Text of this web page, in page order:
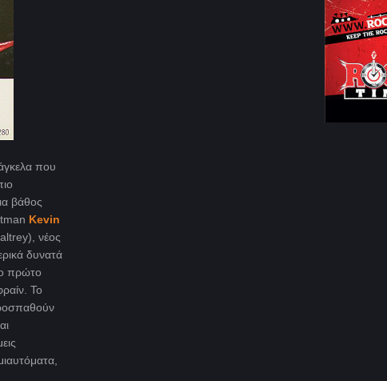
που
βάθος
Kevin
νέος
δυνατά
πρώτο
Το